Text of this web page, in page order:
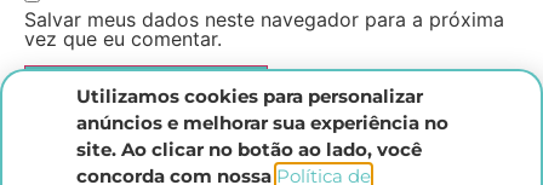
Salvar meus dados neste navegador para a próxima
vez que eu comentar.
Utilizamos cookies para personalizar
anúncios e melhorar sua experiência no
site. Ao clicar no botão ao lado, você
concorda com nossa Política de